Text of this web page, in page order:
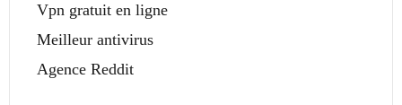
Vpn gratuit en ligne
Meilleur antivirus
Agence Reddit